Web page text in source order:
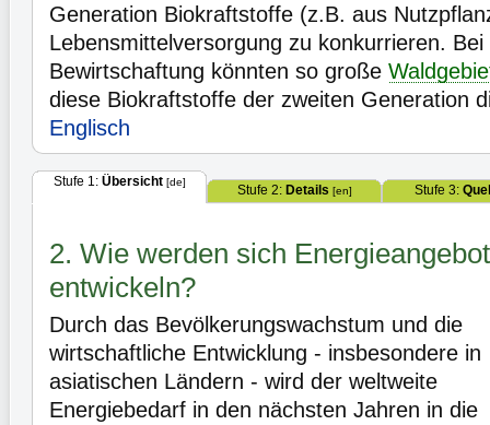
Generation Biokraftstoffe (z.B. aus
Lebensmittelversorgung zu konkurrieren. Bei
Bewirtschaftung könnten so große
diese Biokraftstoffe der zweiten Generation
Englisch
Stufe 1: Übersicht[de]
Stufe 2: Details [en] Stufe 3:
2. Wie werden sich
entwickeln?
Durch das Bevölkerungswachstum und die
wirtschaftliche Entwicklung - insbesondere in
asiatischen Ländern - wird der weltweite
Energiebedarf in den nächsten Jahren in die